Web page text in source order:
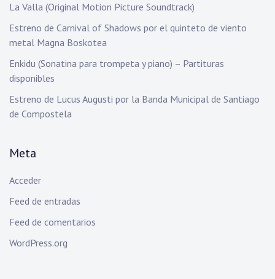
La Valla (Original Motion Picture Soundtrack)
Estreno de Carnival of Shadows por el quinteto de viento
metal Magna Boskotea
Enkidu (Sonatina para trompeta y piano) – Partituras
disponibles
Estreno de Lucus Augusti por la Banda Municipal de Santiago
de Compostela
Meta
Acceder
Feed de entradas
Feed de comentarios
WordPress.org